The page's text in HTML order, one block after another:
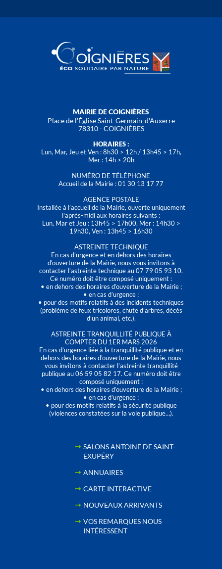
MAIRIE DE COIGNIÈRES
Place de l'Église Saint-Germain-d'Auxerre
78310 - COIGNIÈRES
HORAIRES :
Lun, Mar, Jeu et Ven : 8h30 > 12h / 13h45 > 17h,
Mer : 14h > 20h
NUMÉRO DE TÉLÉPHONE
Accueil de la Mairie : 01 30 13 17 77
AGENCE POSTALE
Installée à l’accueil de la Mairie, ouverte uniquement
l'après-midi aux horaires suivants :
Lun, Mar et Jeu : 13h45 > 17h00, Mer : 14h30 >
19h30, Ven : 13h45 > 16h30
ASTREINTE TECHNIQUE
En cas d’urgence et en dehors des horaires
d'ouverture de la Mairie, nous vous invitons à
contacter l’astreinte technique au 07 79 05 93 10.
Ce numéro doit être composé uniquement :
• en dehors des horaires d’ouverture de la Mairie ;
• en cas d’urgence ;
• pour des motifs relatifs à des incidents techniques
(problème de feux tricolores, chute d’arbres, décès
d’un animal, etc.).
ASTREINTE TRANQUILLITÉ PUBLIQUE À
COMPTER DU 1ER MARS 2026
En cas d’urgence liée à la tranquillité publique et en
dehors des horaires d'ouverture de la Mairie, nous
vous invitons à contacter l’astreinte tranquillité
publique au 06 59 05 82 17. Ce numéro doit être
composé uniquement :
• en dehors des horaires d’ouverture de la Mairie ;
• en cas d’urgence ;
• pour des motifs relatifs à la sécurité publique
(violences constatées sur la voie publique…).
SALONS ANTOINE DE SAINT-
EXUPÉRY
ANNUAIRES
CARTE INTERACTIVE
NOUVEAUX ARRIVANTS
VOS REMARQUES NOUS
INTÉRESSENT